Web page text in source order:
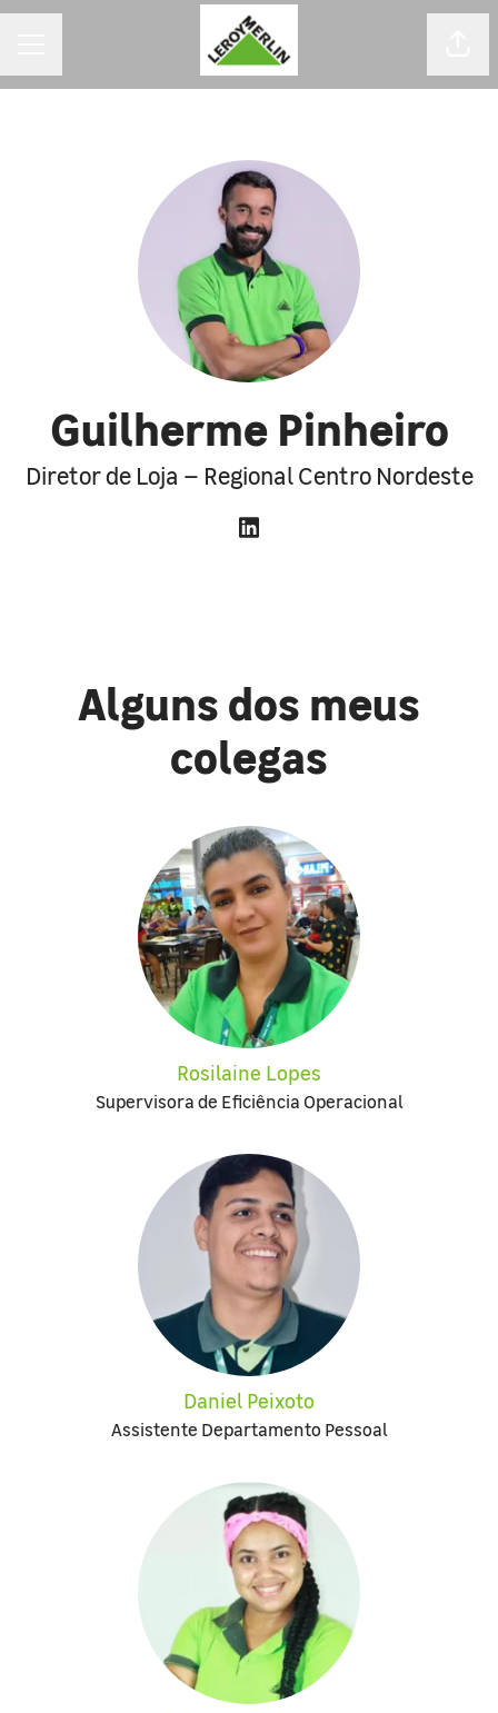
Guilherme Pinheiro
Diretor de Loja – Regional Centro Nordeste
Alguns dos meus
colegas
Rosilaine Lopes
Supervisora de Eficiência Operacional
Daniel Peixoto
Assistente Departamento Pessoal